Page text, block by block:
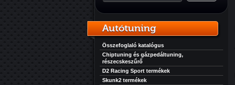
Autótuning
Összefoglaló katalógus
Chiptuning és gázpedáltuning,
részecskeszűrő
D2 Racing Sport termékek
Skunk2 termékek